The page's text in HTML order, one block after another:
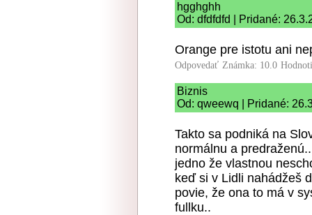
hgghghh
Od: dfdfdfd | Pridané:
Orange pre istotu ani
Odpovedať Známka: 10.0
Biznis
Od: qweewq | Pridané:
Takto sa podniká na
normálnu a
jedno že vlastnou
keď si v Lidli nahádžeš
povie, že ona to má v
fullku..